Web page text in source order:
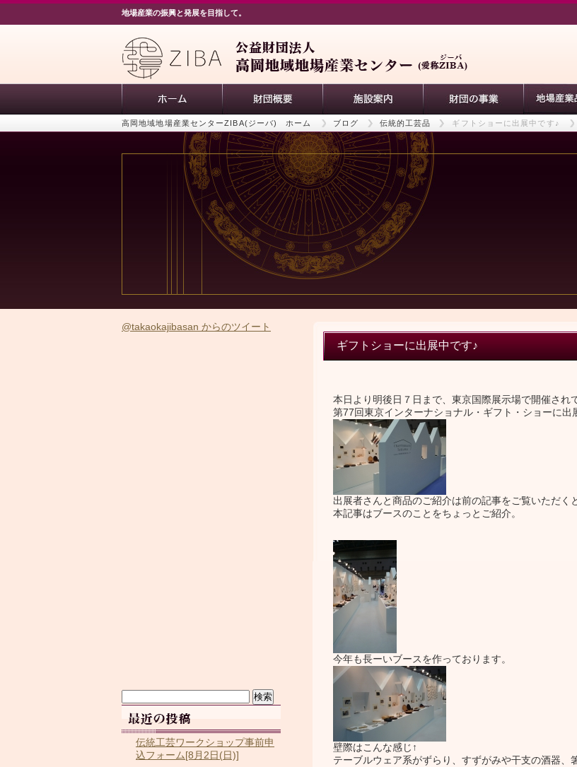
地場産業の振興と発展を目指して。
高岡地域地場産業センターZIBA(ジーバ) ホーム ブログ 伝統的工芸品 ギフトショーに出展中です♪
ギフトショーに出展中です♪
本日より明後日７日まで、東京国際展示場で開催され
第77回東京インターナショナル・ギフト・ショーに出
出展者さんと商品のご紹介は前の記事をご覧いただく
本記事はブースのことをちょっとご紹介。
今年も長ーいブースを作っております。
壁際はこんな感じ↑
テーブルウェア系がずらり、すずがみや干支の酒器、
@takaokajibasan からのツイート
索:
伝統工芸ワークショップ事前申
込フォーム[8月2日(日)]